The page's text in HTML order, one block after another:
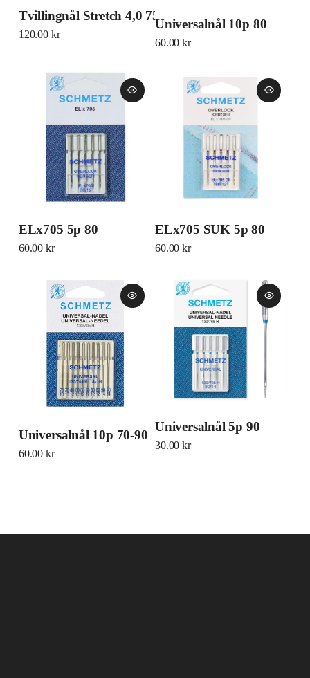
Tvillingnål Stretch 4,0 75 2P
120.00 kr
Universalnål 10p 80
60.00kr
ELx705 5p 80
60.00 kr
ELx705 SUK 5p 80
60.00kr
Universalnål 10p 70-90
60.00 kr
Universalnål 5p 90
30.00kr